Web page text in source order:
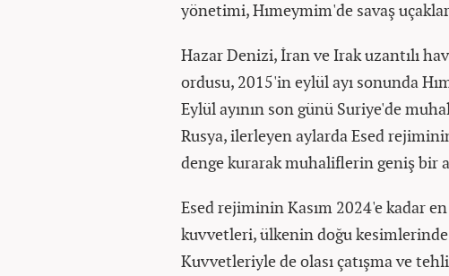
yönetimi, Hımeymim'de savaş
Hazar Denizi, İran ve Irak uzantılı
ordusu, 2015'in eylül ayı sonunda
Eylül ayının son günü Suriye'de
Rusya, ilerleyen aylarda Esed
denge kurarak muhaliflerin geniş bir
Esed rejiminin Kasım 2024'e kadar
kuvvetleri, ülkenin doğu
Kuvvetleriyle de olası çatışma ve